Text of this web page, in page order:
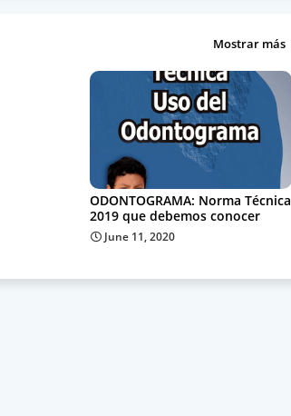
Mostrar más
ODONTOGRAMA: Norma Técnica
2019 que debemos conocer
June 11, 2020